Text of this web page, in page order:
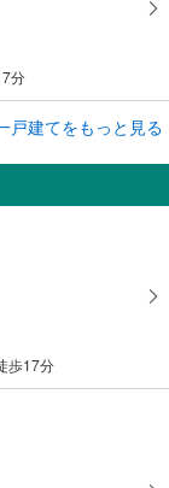
分
戸建てをもっと見る
歩17分